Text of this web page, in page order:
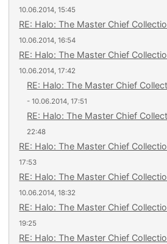
10.06.2014, 15:45
RE: Halo: The Master Chief
10.06.2014, 16:54
RE: Halo: The Master Chief
10.06.2014, 17:42
RE: Halo: The Master Chief
- 10.06.2014, 17:51
RE: Halo: The Master Chief
22:48
RE: Halo: The Master Chief
17:53
RE: Halo: The Master Chief
10.06.2014, 18:32
RE: Halo: The Master Chief
19:25
RE: Halo: The Master Chief